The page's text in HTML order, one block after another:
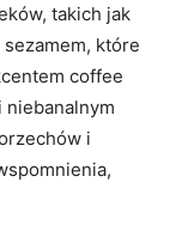
takich jak
⁣które
coffee
niebanalnym​
i